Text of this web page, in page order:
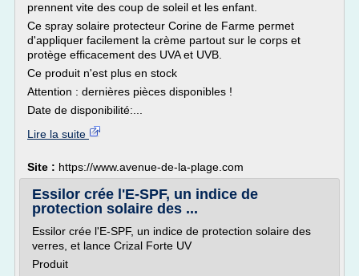
prennent vite des coup de soleil et les enfant.
Ce spray solaire protecteur Corine de Farme permet
d'appliquer facilement la crème partout sur le corps et
protège efficacement des UVA et UVB.
Ce produit n'est plus en stock
Attention : dernières pièces disponibles !
Date de disponibilité:...
Lire la suite
Site : https://www.avenue-de-la-plage.com
Essilor crée l'E-SPF, un indice de
protection solaire des ...
Essilor crée l'E-SPF, un indice de protection solaire des
verres, et lance Crizal Forte UV
Produit